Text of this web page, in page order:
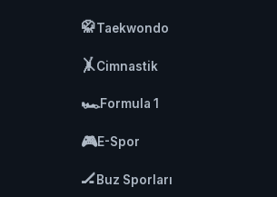
🥋Taekwondo
🤸Cimnastik
🏎️Formula 1
🎮E-Spor
🏒Buz Sporları